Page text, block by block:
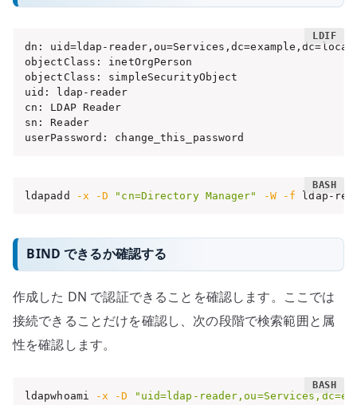
dn: uid=ldap-reader,ou=Services,dc=example,dc=local
objectClass: inetOrgPerson
objectClass: simpleSecurityObject
uid: ldap-reader
cn: LDAP Reader
sn: Reader
userPassword: change_this_password
ldapadd -x -D "cn=Directory Manager" -W -f ldap-
BIND できるか確認する
作成した DN で認証できることを確認します。ここでは
接続できることだけを確認し、次の段階で検索範囲と属
性を確認します。
ldapwhoami -x -D "uid=ldap-